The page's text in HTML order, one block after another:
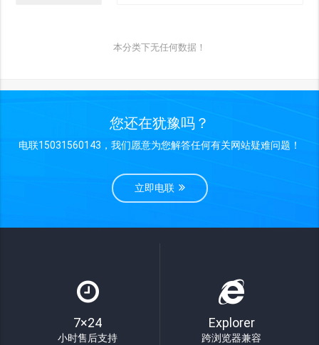
本分类下无任何数据！
您还在犹豫吗？
电联15031560143，我们愿意为您解答任何有关网站疑难问题！
立即电联
7×24
小时售后支持
Explorer
跨浏览器兼容